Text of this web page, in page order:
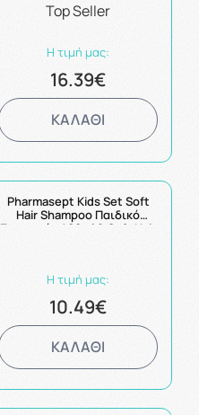
Powder 150ml
Top Seller
Η τιμή μας:
16.39€
ΚΑΛΑΘΙ
Pharmasept Kids Set Soft
Hair Shampoo Παιδικό
Σαμπουάν 400ml & Soft Hair
Η τιμή μας:
10.49€
ΚΑΛΑΘΙ